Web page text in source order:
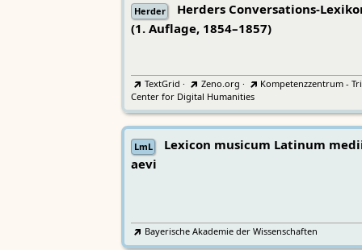
Herder
Herders Conversations-
(1. Auflage, 1854–1857)
TextGrid · Zeno.org ·
Kompetenzzentrum -
Center for Digital Humanities
LmL
Lexicon musicum Latinum
aevi
Bayerische Akademie der Wissenschaften